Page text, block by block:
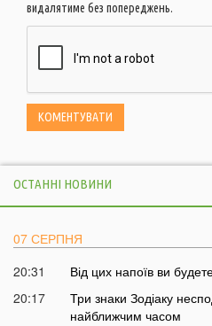
видалятиме без попереджень.
ОСТАННІ НОВИНИ
07 СЕРПНЯ
20:31
Від цих напоїв ви
20:17
Три знаки Зодіаку
найближчим часом